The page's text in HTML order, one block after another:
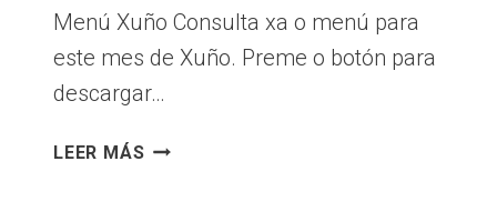
Menú Xuño Consulta xa o menú para
este mes de Xuño. Preme o botón para
descargar…
LEER MÁSMENÚ